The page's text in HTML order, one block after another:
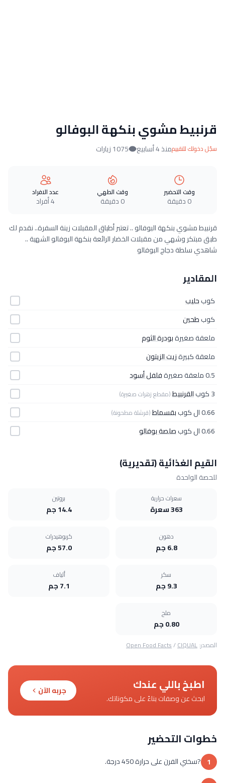
قرنبيط مشوي بنكهة البوفالو
سجّل دخولك للتقييممنذ 4 أسابيع 1075 زيارات
وقت التحضير
0 دقيقة
وقت الطهي
0 دقيقة
عدد الافراد
4 أفراد
قرنبيط مشوي بنكهة البوفالو .. تعتبر أطباق المقبلات زينة السفرة.. نقدم لك
طبق مبتكر وشهي من مقبلات الخضار الرائعة بنكهة البوفالو الشهية ..
شاهدي سلطة دجاج البوفالو
المقادير
كوبحليب
كوبطحين
ملعقة صغيرةبودرة الثوم
ملعقة كبيرةزيت الزيتون
0.5 ملعقة صغيرة
فلفل أسود
3 كوب
القرنبيط(مقطع زهرات صغيرة)
0.66 ال كوب بقسماط(قرشلة مطحونة)
0.66 ال كوب صلصة بوفالو
القيم الغذائية (تقديرية)
للحصة الواحدة
سعرات حرارية
363 سعرة
بروتين
14.4 جم
دهون
6.8 جم
كربوهيدرات
57.0 جم
سكر
9.3 جم
ألياف
7.1 جم
ملح
0.80 جم
المصدر: Open Food Facts/CIQUAL
اطبخ باللي عندك
ابحث عن وصفات بناءً على مكوناتك.
جربه الآن
خطوات التحضير
1 ?سخني الفرن على حرارة 450 درجة.